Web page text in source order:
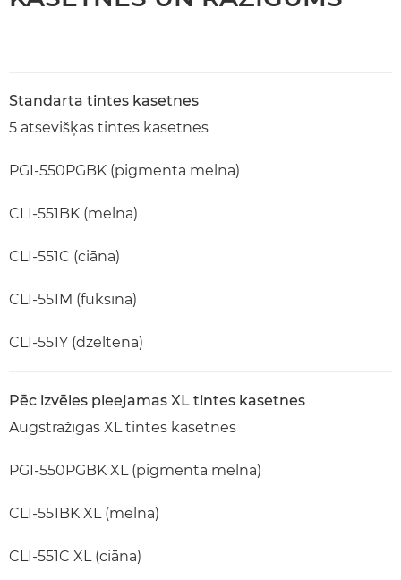
Standarta tintes kasetnes
5 atsevišķas tintes kasetnes
PGI-550PGBK (pigmenta melna)
CLI-551BK (melna)
CLI-551C (ciāna)
CLI-551M (fuksīna)
CLI-551Y (dzeltena)
Pēc izvēles pieejamas XL tintes kasetnes
Augstražīgas XL tintes kasetnes
PGI-550PGBK XL (pigmenta melna)
CLI-551BK XL (melna)
CLI-551C XL (ciāna)